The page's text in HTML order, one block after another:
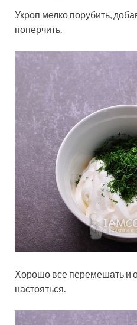
Укроп мелко порубить,
поперчить.
Хорошо все перемешать и
настояться.